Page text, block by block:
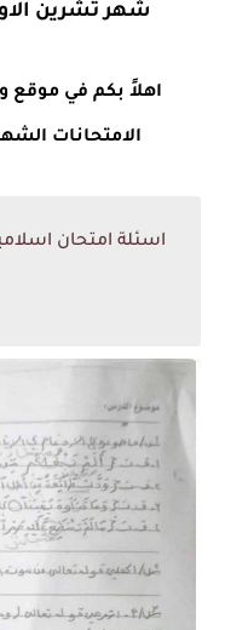
شهر تشرين الاول ,
اهلاً بكم في موقع
الامتحانات
اسئلة امتحان